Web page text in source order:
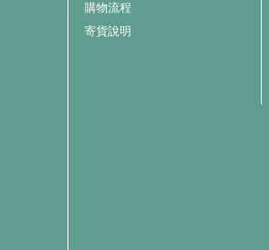
購物流程
寄貨說明